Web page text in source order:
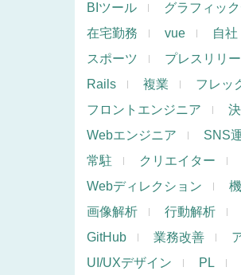
BIツール
グラフィッ
在宅勤務
vue 自社
スポーツ
プレスリリ
Rails
複業 フレッ
フロントエンジニア
Webエンジニア
SNS
常駐
クリエイター
Webディレクション
画像解析
行動解析
GitHub
業務改善
UI/UXデザイン
PL